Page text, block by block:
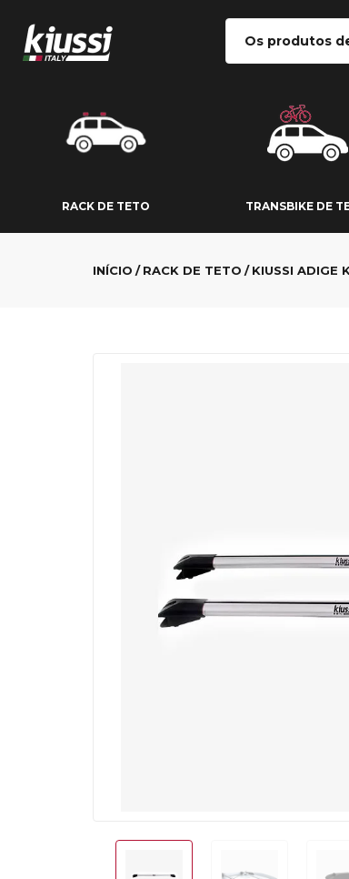
RACK DE TETO TRANSBIKE DE
INÍCIO RACK DE TETO KIUSSI ADIGE